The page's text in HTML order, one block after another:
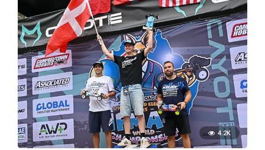
4.2K